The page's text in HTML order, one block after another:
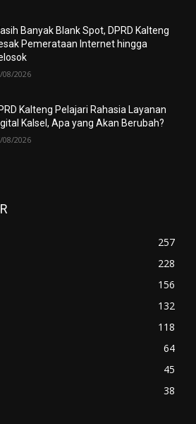
Banyak Blank Spot, DPRD Kalteng
Pemerataan Internet hingga
08/2026
Kalteng Pelajari Rahasia Layanan
Kalsel, Apa yang Akan Berubah?
08/2026
257
228
156
132
118
64
45
38